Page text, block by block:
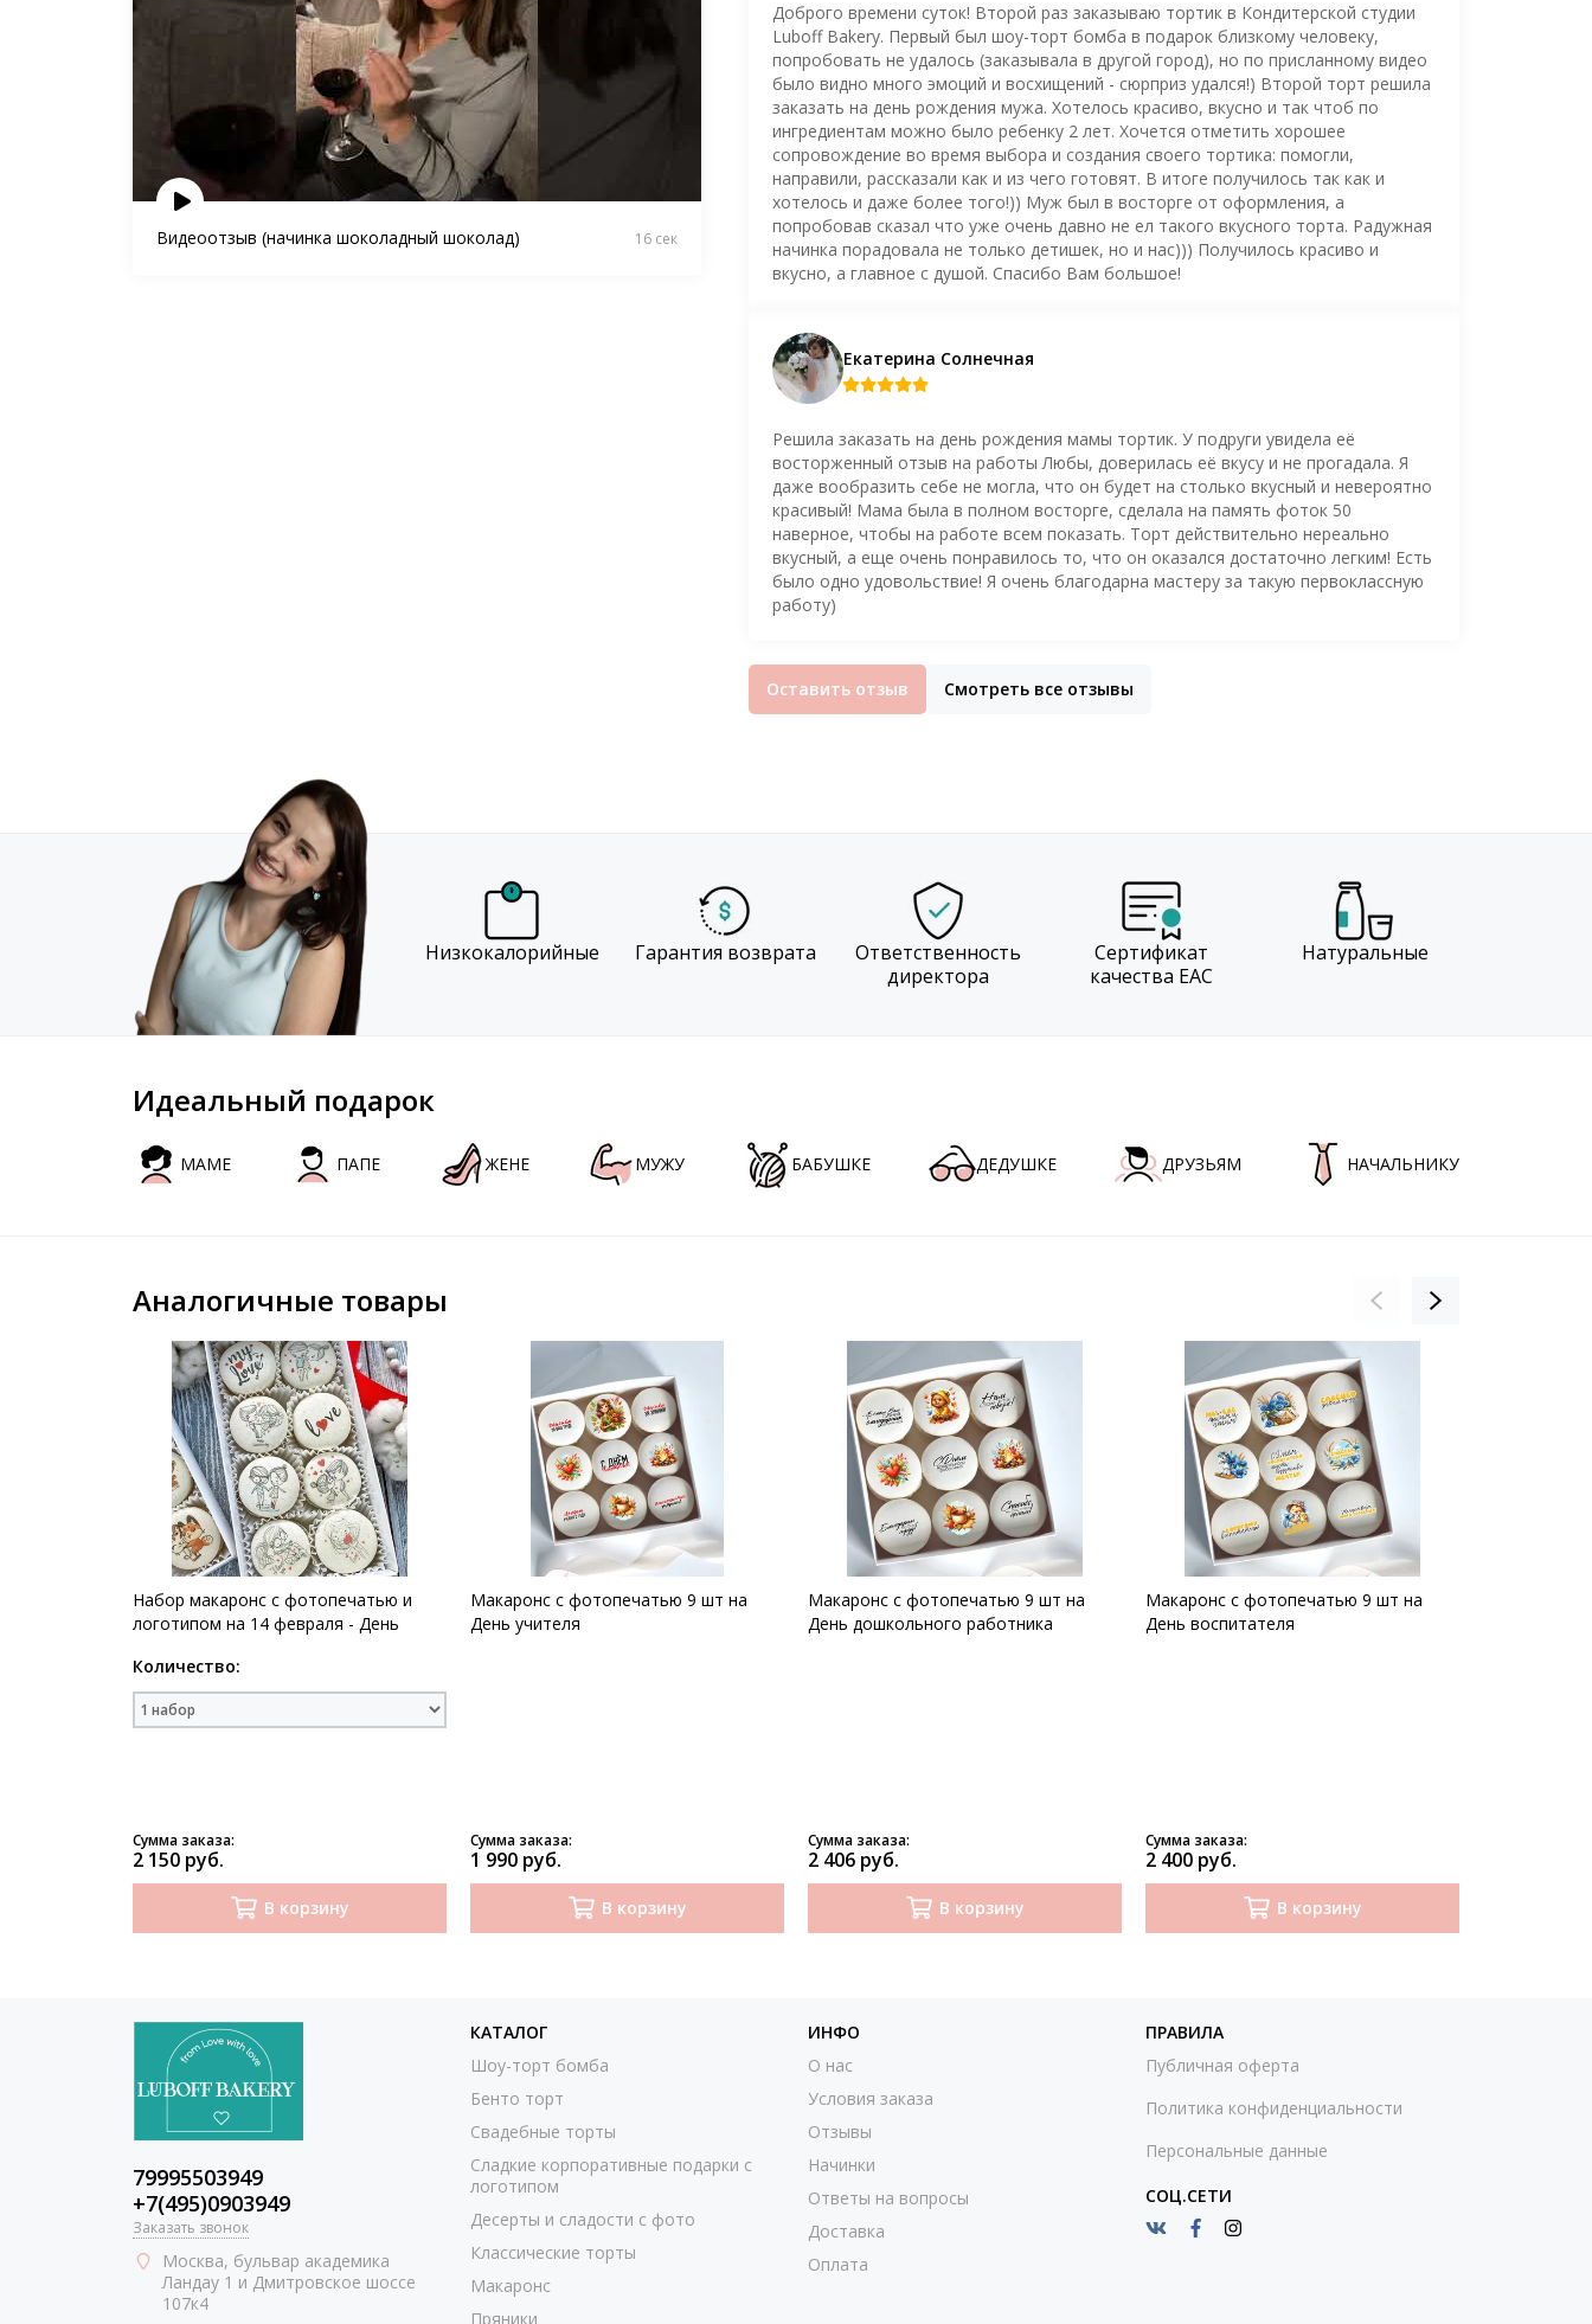
Видеоотзыв (начинка шоколадный шоколад) 16 сек
Доброго времени суток! Второй раз заказываю тортик в Кондитерской студии
Luboff Bakery. Первый был шоу-торт бомба в подарок близкому человеку,
попробовать не удалось (заказывала в другой город), но по присланному видео
было видно много эмоций и восхищений - сюрприз удался!) Второй торт решила
заказать на день рождения мужа. Хотелось красиво, вкусно и так чтоб по
ингредиентам можно было ребенку 2 лет. Хочется отметить хорошее
сопровождение во время выбора и создания своего тортика: помогли,
направили, рассказали как и из чего готовят. В итоге получилось так как и
хотелось и даже более того!)) Муж был в восторге от оформления, а
попробовав сказал что уже очень давно не ел такого вкусного торта. Радужная
начинка порадовала не только детишек, но и нас))) Получилось красиво и
вкусно, а главное с душой. Спасибо Вам большое!
Екатерина Солнечная
Решила заказать на день рождения мамы тортик. У подруги увидела её
восторженный отзыв на работы Любы, доверилась её вкусу и не прогадала. Я
даже вообразить себе не могла, что он будет на столько вкусный и невероятно
красивый! Мама была в полном восторге, сделала на память фоток 50
наверное, чтобы на работе всем показать. Торт действительно нереально
вкусный, а еще очень понравилось то, что он оказался достаточно легким! Есть
было одно удовольствие! Я очень благодарна мастеру за такую первоклассную
работу)
Оставить отзыв Смотреть все отзывы
Низкокалорийные Гарантия возврата
Ответственность
директора
Сертификат
качества EAC
Натуральные
Идеальный подарок
МАМЕ ПАПЕ ЖЕНЕ МУЖУ БАБУШКЕ ДЕДУШКЕ ДРУЗЬЯМ НАЧАЛЬНИКУ
Аналогичные товары
Набор макаронс с фотопечатью и
логотипом на 14 февраля - День
Количество:
Сумма заказа:
2 150 руб.
В корзину
Макаронс с фотопечатью 9 шт на
День учителя
Сумма заказа:
1 990 руб.
В корзину
Макаронс с фотопечатью 9 шт на
День дошкольного работника
Сумма заказа:
2 406 руб.
В корзину
Макаронс с фотопечатью 9 шт на
День воспитателя
Сумма заказа:
2 400 руб.
В корзину
79995503949
+7(495)0903949
Заказать звонок
Москва, бульвар академика
Ландау 1 и Дмитровское шоссе
107к4
КАТАЛОГ
Шоу-торт бомба
Бенто торт
Свадебные торты
Сладкие корпоративные подарки с
логотипом
Десерты и сладости с фото
Классические торты
Макаронс
Пряники
ИНФО
О нас
Условия заказа
Отзывы
Начинки
Ответы на вопросы
Доставка
Оплата
ПРАВИЛА
Публичная оферта
Политика конфиденциальности
Персональные данные
СОЦ.СЕТИ